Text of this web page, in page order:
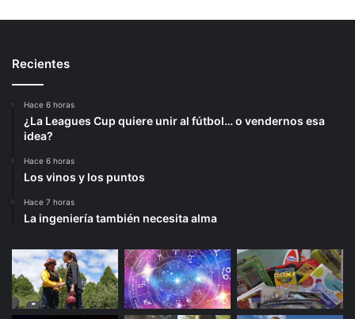
Recientes
Hace 6 horas
¿La Leagues Cup quiere unir al fútbol… o vendernos esa
idea?
Hace 6 horas
Los vinos y los puntos
Hace 7 horas
La ingeniería también necesita alma